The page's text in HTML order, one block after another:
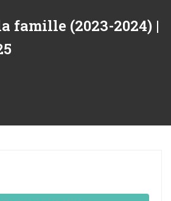
famille (2023-2024) |